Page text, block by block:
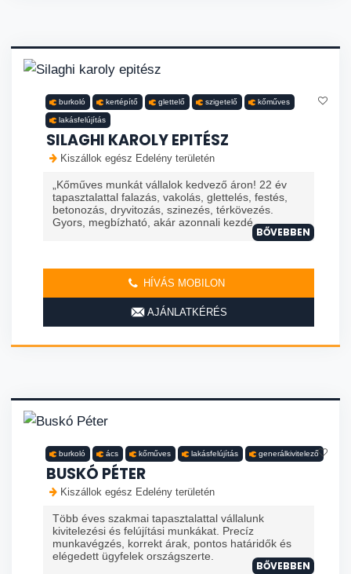
burkoló kertépítő glettelő szigetelő kőműves
lakásfelújítás
SILAGHI KAROLY EPITÉSZ
Kiszállok egész Edelény területén
„Kőműves munkát vállalok kedvező áron! 22 év
tapasztalattal falazás, vakolás, glettelés, festés,
betonozás, dryvitozás, szinezés, térkövezés.
Gyors, megbízható, akár azonnali kezdé
BŐVEBBEN
HÍVÁS MOBILON
AJÁNLATKÉRÉS
burkoló ács kőműves lakásfelújítás generálkivitelező
BUSKÓ PÉTER
Kiszállok egész Edelény területén
Több éves szakmai tapasztalattal vállalunk
kivitelezési és felújítási munkákat. Precíz
munkavégzés, korrekt árak, pontos határidők és
elégedett ügyfelek országszerte.
BŐVEBBEN